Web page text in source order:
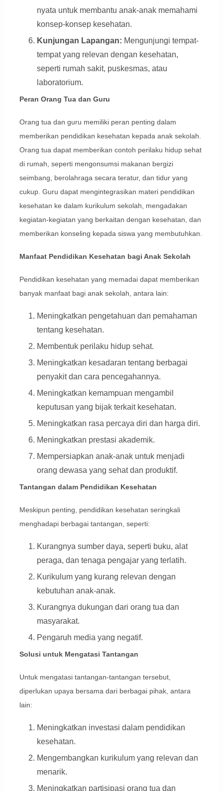
nyata untuk membantu anak-anak memahami
konsep-konsep kesehatan.
Kunjungan Lapangan: Mengunjungi tempat-
tempat yang relevan dengan kesehatan,
seperti rumah sakit, puskesmas, atau
laboratorium.
Peran Orang Tua dan Guru
Orang tua dan guru memiliki peran penting dalam
memberikan pendidikan kesehatan kepada anak sekolah.
Orang tua dapat memberikan contoh perilaku hidup sehat
di rumah, seperti mengonsumsi makanan bergizi
seimbang, berolahraga secara teratur, dan tidur yang
cukup. Guru dapat mengintegrasikan materi pendidikan
kesehatan ke dalam kurikulum sekolah, mengadakan
kegiatan-kegiatan yang berkaitan dengan kesehatan, dan
memberikan konseling kepada siswa yang membutuhkan.
Manfaat Pendidikan Kesehatan bagi Anak Sekolah
Pendidikan kesehatan yang memadai dapat memberikan
banyak manfaat bagi anak sekolah, antara lain:
Meningkatkan pengetahuan dan pemahaman
tentang kesehatan.
Membentuk perilaku hidup sehat.
Meningkatkan kesadaran tentang berbagai
penyakit dan cara pencegahannya.
Meningkatkan kemampuan mengambil
keputusan yang bijak terkait kesehatan.
Meningkatkan rasa percaya diri dan harga diri.
Meningkatkan prestasi akademik.
Mempersiapkan anak-anak untuk menjadi
orang dewasa yang sehat dan produktif.
Tantangan dalam Pendidikan Kesehatan
Meskipun penting, pendidikan kesehatan seringkali
menghadapi berbagai tantangan, seperti:
Kurangnya sumber daya, seperti buku, alat
peraga, dan tenaga pengajar yang terlatih.
Kurikulum yang kurang relevan dengan
kebutuhan anak-anak.
Kurangnya dukungan dari orang tua dan
masyarakat.
Pengaruh media yang negatif.
Solusi untuk Mengatasi Tantangan
Untuk mengatasi tantangan-tantangan tersebut,
diperlukan upaya bersama dari berbagai pihak, antara
lain:
Meningkatkan investasi dalam pendidikan
kesehatan.
Mengembangkan kurikulum yang relevan dan
menarik.
Meningkatkan partisipasi orang tua dan